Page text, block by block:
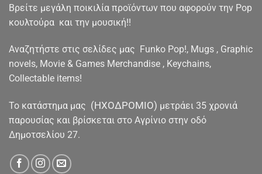
Βρείτε μεγάλη ποικιλία προϊόντων που αφορούν την Pop
κουλτούρα και την μουσική!!
Αναζητήστε στις σελίδες μας Funko Pop!, Mugs , Graphic
novels, Movie & Games Merchandise , Keychains,
Collectable items!
To κατάστημα μας (ΗΧΟΔΡΟΜΙΟ) μετράει 35 χρονιά
παρουσίας και βρίσκεται στο Αγρίνιο στην οδό
Δημοτσελίου 27.